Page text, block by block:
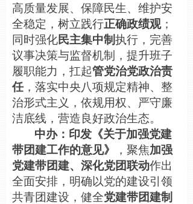
高质量发展、保障民生、维护安
全稳定，树立践行正确政绩观；
同时强化民主集中制执行，完善
议事决策与监督机制，提升班子
履职能力，扛起管党治党政治责
任 ，落实中央八项规定精神、整
治形式主义，依规用权、严守廉
洁底线，营造良好政治生态。
中办：印发《关于加强党建
带团建工作的意见》
，聚焦加强
党建带团建、深化党团联动作出
全面安排，明确以党的建设引领
共青团建设，健全党建带团建制